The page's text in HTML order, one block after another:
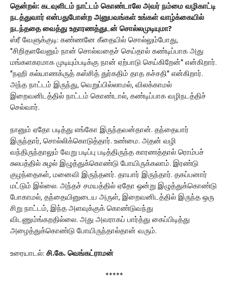
தென்றல்: கடவுளிடம் நாட்டம் கொண்டாலே அவர் நம்மை வழிகாட்டி
நடத்துவார் என்பதுபோன்ற அனுபவங்கள் உங்கள் வாழ்க்கையில்
நடந்ததை வைத்து உதாரணத்துடன் சொல்லமுடியுமா?
ஸ்ரீ வேளுக்குடி: கண்ணனே கீதையில் சொல்லும்போது,
"சிறிதளவேனும் நான் சொல்வதைச் செய்தால் கண்டிப்பாக அது
மங்களகரமாக முடியும்படிக்கு நான் ஏற்பாடு செய்கிறேன்" என்கிறார்.
"நஹி கல்யாணக்ருத் கஸ்சித் துர்கதிம் தாத கச்சதி" என்கிறார்.
அந்த நாட்டம் இருந்து, வெறுப்பில்லாமல், விலக்காமல்
இறைவனிடத்தில் நாட்டம் கொண்டால், கண்டிப்பாக வழிநடத்திச்
செல்வார்.
நானும் ஏதோ படித்து எங்கோ இருந்தவன்தான். தந்தையார்
இருந்தார், சொல்லிக்கொடுத்தார். உண்மை. அதன் வழி
வந்திருந்தாலும் வேறு படிப்பு படித்திருந்த காரணத்தால் ரொம்பச்
சுலபத்தில் சுழல் இழுத்துக்கொண்டு போயிருக்கலாம். இரண்டு
குழந்தைகள், மனைவி இருந்தனர். தாயார் இருந்தார். தகப்பனார்
மட்டும் இல்லை. அந்தச் சமயத்தில் ஏதோ ஒன்று இழுத்துக்கொண்டு
போகாமல், தந்தையினுடைய அருள், இறைவனிடத்தில் இருந்த ஒரு
சிறு நாட்டம், இந்த அளவுக்குக் கொண்டுவந்து
விடணும்ங்கறதில்லை. அது அவராகப் பார்த்து கைப்பிடித்து
அழைத்துக்கொண்டு போயிருந்தால்தான் வரும்.
உரையாடல்: சி.கே. வெங்கட்ராமன்
*****